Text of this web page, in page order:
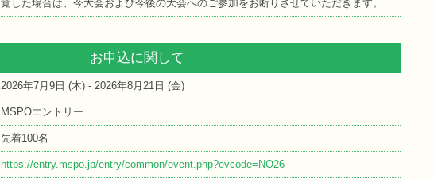
覚した場合は、今大会および今後の大会へのご参加をお断りさせていただきます。
お申込に関して
2026年7月9日 (木) - 2026年8月21日 (金)
MSPOエントリー
先着100名
https://entry.mspo.jp/entry/common/event.php?evcode=NO26